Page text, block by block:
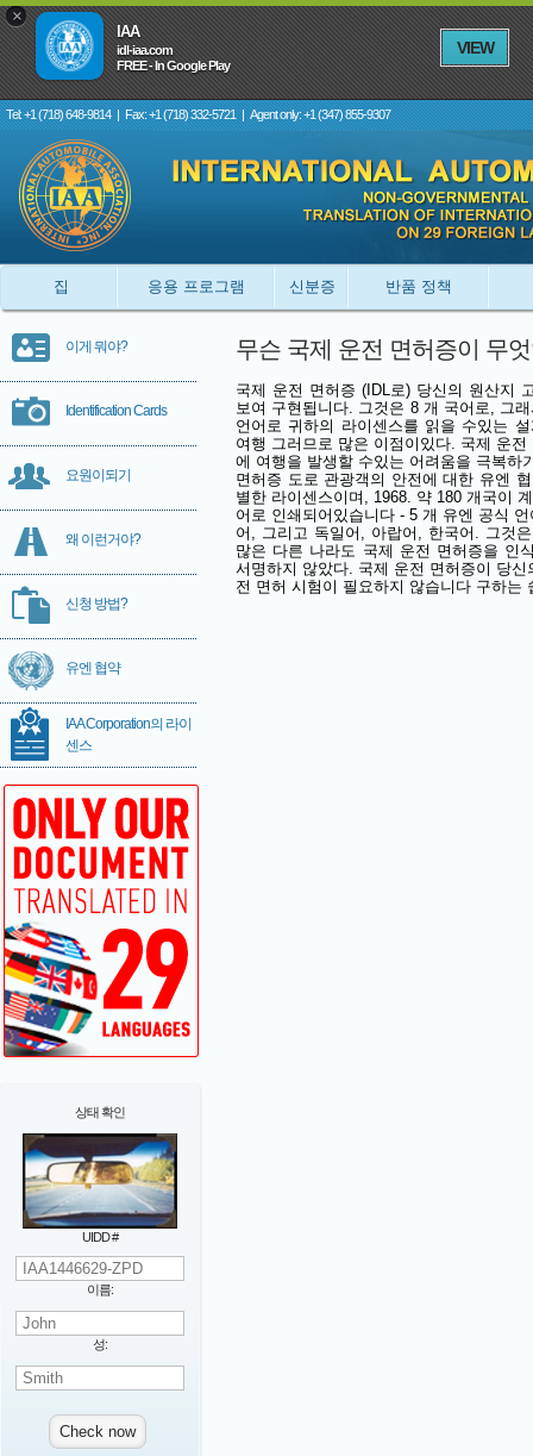
×
IAA
idl-iaa.com
FREE - In Google Play
VIEW
Tel: +1 (718) 648-9814 | Fax: +1 (718) 332-5721 | Agent only: +1 (347) 855-9307
집 응용 프로그램 신분증 반품 정책
이게 뭐야?
Identification Cards
요원이되기
왜 이런거야?
신청 방법?
유엔 협약
IAA Corporation의 라이
센스
상태 확인
UIDD #
이름:
성:
무슨 국제 운전 면허증이 무
국제 운전 면허증 (IDL로) 당신의 원산지
보여 구현됩니다. 그것은 8 개 국어로, 그
언어로 귀하의 라이센스를 읽을 수있는
여행 그러므로 많은 이점이있다. 국제 운
에 여행을 발생할 수있는 어려움을 극복하
면허증 도로 관광객의 안전에 대한 유엔
별한 라이센스이며, 1968. 약 180 개국이
어로 인쇄되어있습니다 - 5 개 유엔 공식
어, 그리고 독일어, 아랍어, 한국어. 그것
많은 다른 나라도 국제 운전 면허증을 인
서명하지 않았다. 국제 운전 면허증이 당
전 면허 시험이 필요하지 않습니다 구하는